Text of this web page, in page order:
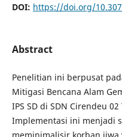
DOI: https://doi.org/
Abstract
Penelitian ini berpusat
Mitigasi Bencana Alam
IPS SD di SDN Cirendeu
Implementasi ini menjadi